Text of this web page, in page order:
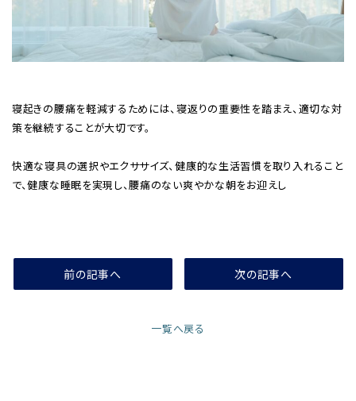
寝起きの腰痛を軽減するためには、寝返りの重要性を踏まえ、適切な対
策を継続することが大切です。
快適な寝具の選択やエクササイズ、健康的な生活習慣を取り入れること
で、健康な睡眠を実現し、腰痛のない爽やかな朝をお迎えし
前の記事へ
一覧へ戻る
次の記事へ